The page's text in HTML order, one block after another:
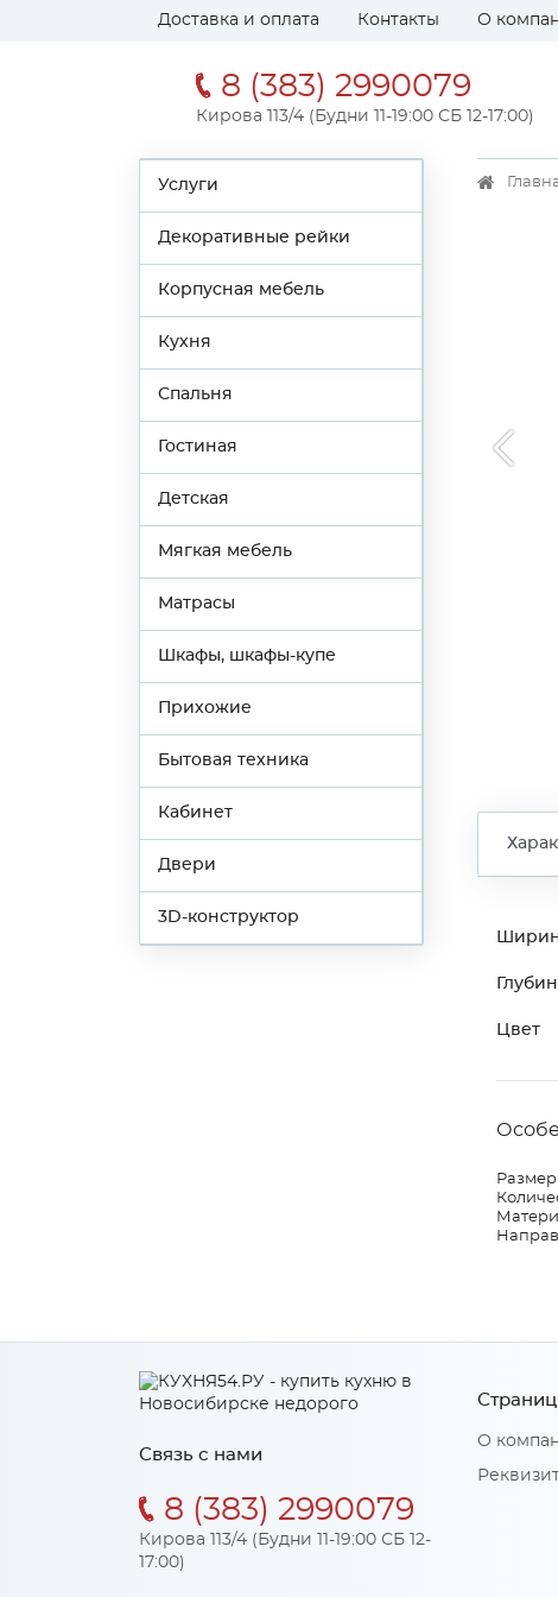
Доставка и оплата Контакты О
8 (383) 2990079
Кирова 113/4 (Будни 11-19:00 СБ 12-17:00)
Услуги
Декоративные рейки
Корпусная мебель
Кухня
Спальня
Гостиная
Детская
Мягкая мебель
Матрасы
Шкафы, шкафы-купе
Прихожие
Бытовая техника
Кабинет
Двери
3D-конструктор
Цвет
Размер
Связь с нами
8 (383) 2990079
Кирова 113/4 (Будни 11-19:00 СБ 12-
17:00)
О